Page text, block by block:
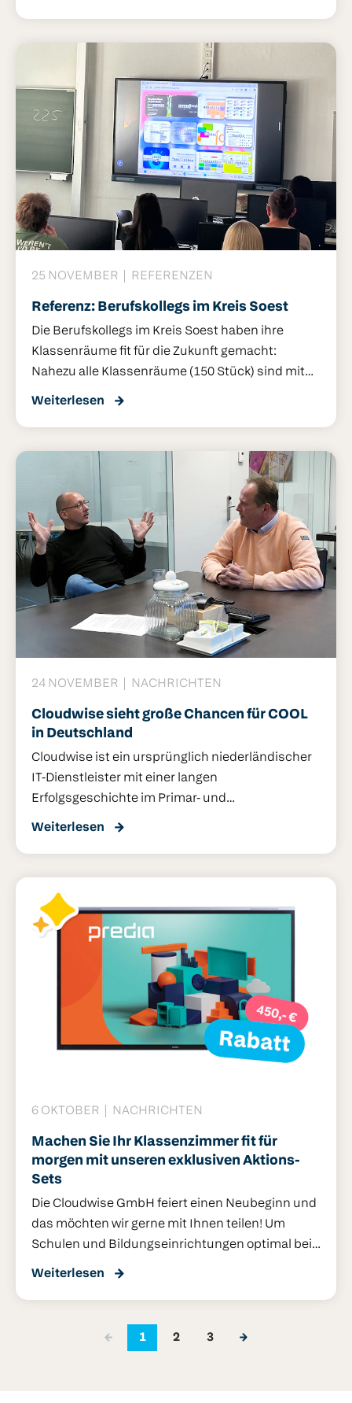
Vertriebs-und Logistikkollegen. Durch
kontinuierliches Lernen und Üben stärken wir
nicht nur das Wissen innerhalb unseres Teams,
sondern auch die Qualität und Zuverlässigkeit
des Services, den unsere Kunden täglich erleben.
25 NOVEMBER REFERENZEN
Referenz: Berufskollegs im Kreis Soest
Die Berufskollegs im Kreis Soest haben ihre
Klassenräume fit für die Zukunft gemacht:
Nahezu alle Klassenräume (150 Stück) sind mit
modernen interaktiven Displays mit
installiert und ersetzen die bisherigen Tafeln und
Lehrkräfte profitieren von einer
einfacheren Bedienung, einer erhöhten
Flexibilität sowie neuen Möglichkeiten für
interaktiven Unterricht. Der Kreis Soest berichtet
von einer Zusammenarbeit mit Cloudwise, die
nicht nur technisch überzeugt, sondern auch auf
menschlicher Ebene Freude macht.
Weiterlesen
24 NOVEMBER NACHRICHTEN
Cloudwise sieht große Chancen für COOL
in Deutschland
Cloudwise ist ein ursprünglich niederländischer
IT-Dienstleister mit einer langen
Erfolgsgeschichte im Primar- und
Sekundarbildungsbereich. Bereits 2014 betrat
Teil seines Portfolios: interaktive Displays und
andere digitale Lernmittel. Nun gibt es COOL, die
neue digitale Lern- und Arbeitsumgebung von
Cloudwise, die das Potenzial hat, die
Digitalisierung des Bildungswesens in
Deutschland zu beschleunigen – sodass
Lehrkräfte letztlich mehr Zeit für den Unterricht
haben. Wir haben Rogier Borggreve,
Geschäftsführer von Cloudwise, und Walter
Tannemaat, Geschäftsführer von Cloudwise
stützen.
Weiterlesen
6 OKTOBER NACHRICHTEN
Machen Sie Ihr Klassenzimmer fit für
morgen mit unseren exklusiven Aktions-
Sets
Die Cloudwise GmbH feiert einen Neubeginn und
das möchten wir gerne mit Ihnen teilen! Um
Schulen und Bildungseinrichtungen optimal bei
der digitalen Transformation zu unterstützen,
Technologie, schneller Installation und
Weiterlesen
1 2 3